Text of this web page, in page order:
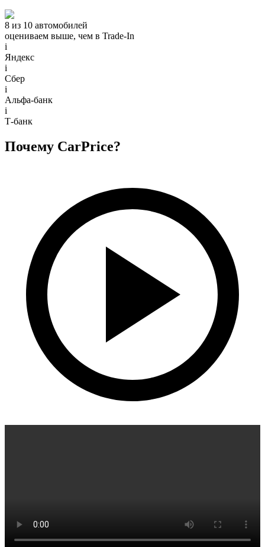
8 из 10 автомобилей
оцениваем выше, чем в Trade‑In
i
Яндекс
i
Сбер
i
Альфа-банк
i
Т-банк
Почему CarPrice?